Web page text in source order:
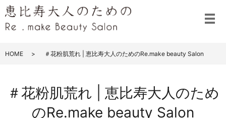
メ
HOME ＃花粉肌荒れ | 恵比寿大人のためのRe.make beauty Salon
＃花粉肌荒れ | 恵比寿大人のため
のRe.make beauty Salon